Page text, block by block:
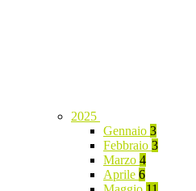
2025
Gennaio 3
Febbraio 3
Marzo 4
Aprile 6